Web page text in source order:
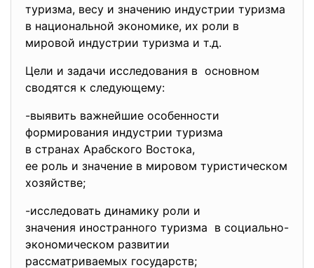
туризма, весу и значению индустрии туризма
в национальной экономике, их роли в
мировой индустрии туризма и т.д.
Цели и задачи исследования в основном
сводятся к следующему:
-выявить важнейшие особенности
формирования индустрии туризма
в странах Арабского Востока,
ее роль и значение в мировом туристическом
хозяйстве;
-исследовать динамику роли и
значения иностранного туризма в социально-
экономическом развитии
рассматриваемых государств;